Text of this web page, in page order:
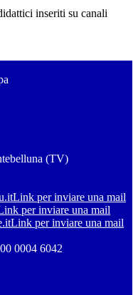
inseriti su canali
(TV)
Link per inviare una mail
per inviare una mail
Link per inviare una mail
0004 6042